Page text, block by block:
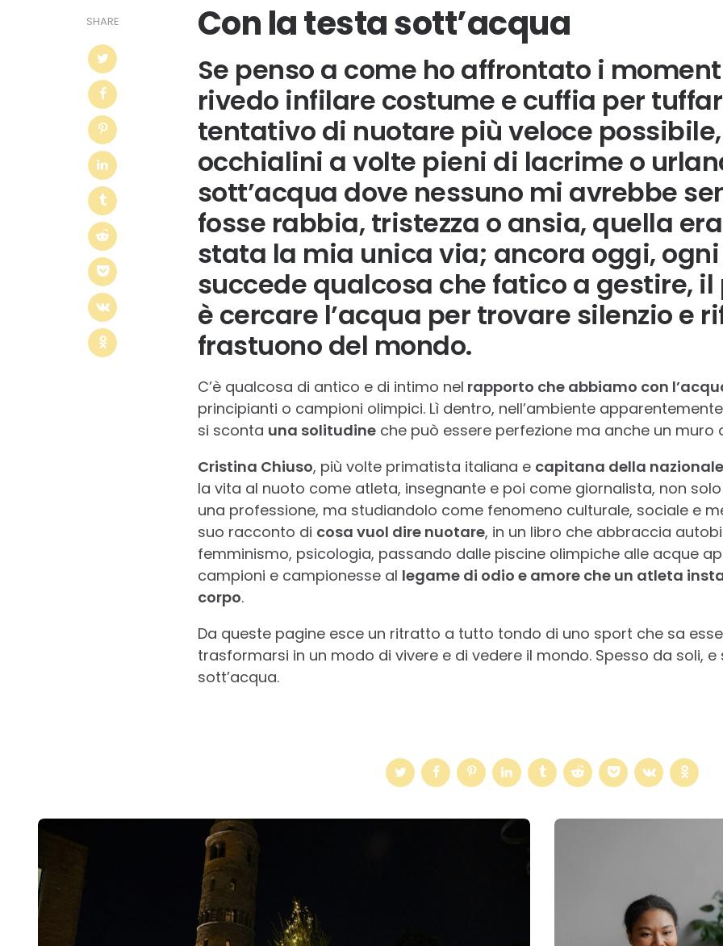
SHARE Con la testa sott’acqua
Se penso a come ho affrontato i
rivedo infilare costume e cuffia per
tentativo di nuotare più veloce
occhialini a volte pieni di lacrime o
sott’acqua dove nessuno mi avrebbe
fosse rabbia, tristezza o ansia, quella
stata la mia unica via; ancora oggi,
succede qualcosa che fatico a gestire,
è cercare l’acqua per trovare silenzio e
frastuono del mondo.
C’è qualcosa di antico e di intimo nel rapporto che abbiamo con
principianti o campioni olimpici. Lì dentro, nell’ambiente
si sconta una solitudineche può essere perfezione ma anche un muro
Cristina Chiuso, più volte primatista italiana e capitana della
la vita al nuoto come atleta, insegnante e poi come giornalista, non
una professione, ma studiandolo come fenomeno culturale, sociale e
suo racconto di cosa vuol dire nuotare, in un libro che abbraccia
femminismo, psicologia, passando dalle piscine olimpiche alle acque
campioni e campionesse al legame di odio e amore che un atleta
corpo.
Da queste pagine esce un ritratto a tutto tondo di uno sport che sa
trasformarsi in un modo di vivere e di vedere il mondo. Spesso da soli,
sott’acqua.
Post
navigation